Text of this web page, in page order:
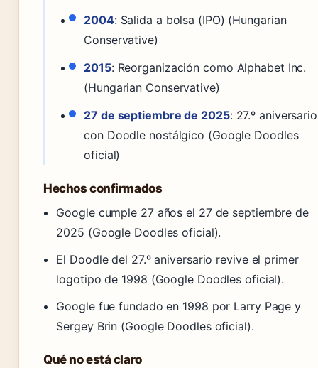
2004: Salida a bolsa (IPO) (Hungarian
Conservative)
2015: Reorganización como Alphabet Inc.
(Hungarian Conservative)
27 de septiembre de 2025: 27.º aniversario
con Doodle nostálgico (Google Doodles
oficial)
Hechos confirmados
Google cumple 27 años el 27 de septiembre de
2025 (Google Doodles oficial).
El Doodle del 27.º aniversario revive el primer
logotipo de 1998 (Google Doodles oficial).
Google fue fundado en 1998 por Larry Page y
Sergey Brin (Google Doodles oficial).
Qué no está claro